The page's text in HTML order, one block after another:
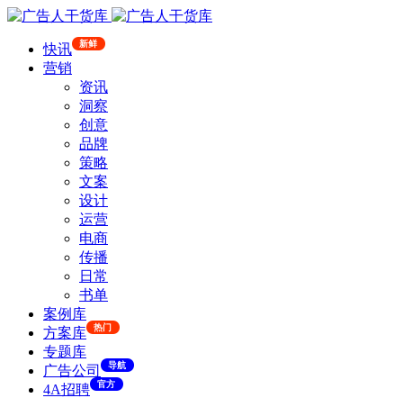
快讯 新鲜
营销
资讯
洞察
创意
品牌
策略
文案
设计
运营
电商
传播
日常
书单
案例库
方案库
热门
专题库
广告公司
导航
4A招聘 官方